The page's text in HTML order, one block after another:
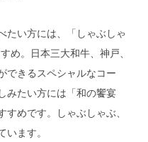
たい方には、「しゃぶしゃ
め。日本三大和牛、神戸、
できるスペシャルなコー
みたい方には「和の饗宴
すめです。しゃぶしゃぶ、
います。